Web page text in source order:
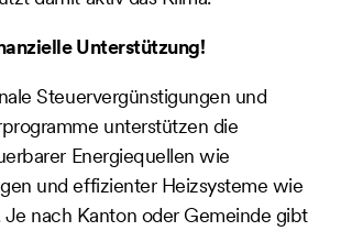
Unterstützung!
Steuervergünstigungen und
unterstützen die
Energiequellen wie
und effizienter Heizsysteme wie
nach Kanton oder Gemeinde gibt